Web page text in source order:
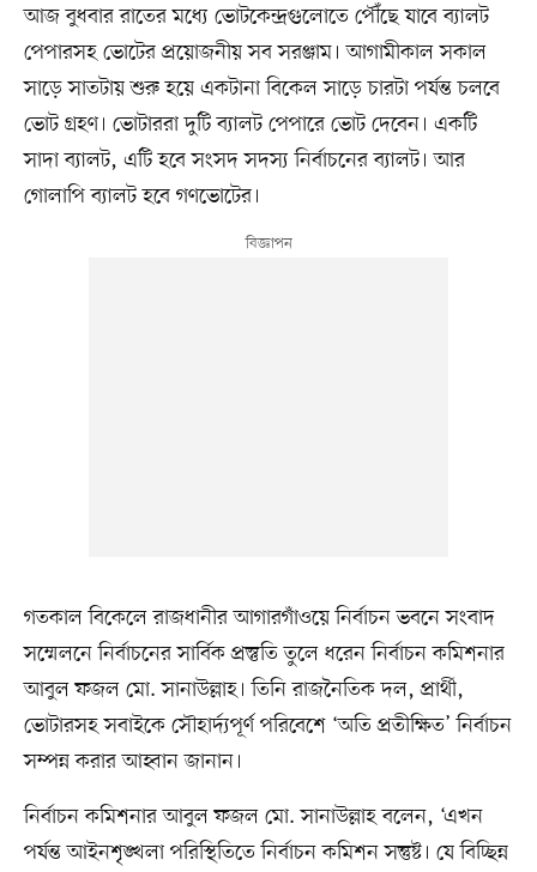
আজ বুধবার রাতের মধ্যে ভোটকেন্দ্রগুলোতে পৌঁছে যাবে ব্যালট
পেপারসহ ভোটের প্রয়োজনীয় সব সরঞ্জাম। আগামীকাল সকাল
সাড়ে সাতটায় শুরু হয়ে একটানা বিকেল সাড়ে চারটা পর্যন্ত চলবে
ভোট গ্রহণ। ভোটাররা দুটি ব্যালট পেপারে ভোট দেবেন। একটি
সাদা ব্যালট, এটি হবে সংসদ সদস্য নির্বাচনের ব্যালট। আর
গোলাপি ব্যালট হবে গণভোটের।
গতকাল বিকেলে রাজধানীর আগারগাঁওয়ে নির্বাচন ভবনে সংবাদ
সম্মেলনে নির্বাচনের সার্বিক প্রস্তুতি তুলে ধরেন নির্বাচন কমিশনার
আবুল ফজল মো. সানাউল্লাহ। তিনি রাজনৈতিক দল, প্রার্থী,
ভোটারসহ সবাইকে সৌহার্দ্যপূর্ণ পরিবেশে ‘অতি প্রতীক্ষিত’ নির্বাচন
সম্পন্ন করার আহ্বান জানান।
নির্বাচন কমিশনার আবুল ফজল মো. সানাউল্লাহ বলেন, ‘এখন
পর্যন্ত আইনশৃঙ্খলা পরিস্থিতিতে নির্বাচন কমিশন সন্তুষ্ট। যে বিচ্ছিন্ন